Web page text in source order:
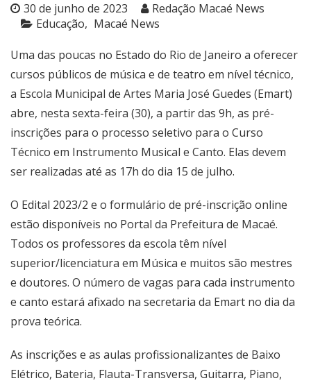
30 de junho de 2023
Redação Macaé News
Educação
Macaé News
Uma das poucas no Estado do Rio de Janeiro a oferecer
cursos públicos de música e de teatro em nível técnico,
a Escola Municipal de Artes Maria José Guedes (Emart)
abre, nesta sexta-feira (30), a partir das 9h, as pré-
inscrições para o processo seletivo para o Curso
Técnico em Instrumento Musical e Canto. Elas devem
ser realizadas até as 17h do dia 15 de julho.
O Edital 2023/2 e o formulário de pré-inscrição online
estão disponíveis no Portal da Prefeitura de Macaé.
Todos os professores da escola têm nível
superior/licenciatura em Música e muitos são mestres
e doutores. O número de vagas para cada instrumento
e canto estará afixado na secretaria da Emart no dia da
prova teórica.
As inscrições e as aulas profissionalizantes de Baixo
Elétrico, Bateria, Flauta-Transversa, Guitarra, Piano,